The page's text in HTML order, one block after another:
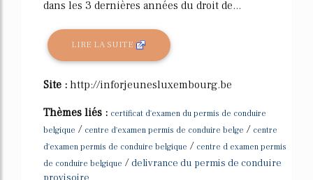
dans les 3 dernières années du droit de...
LIRE LA SUITE
Site : http://inforjeunesluxembourg.be
Thèmes liés : certificat d'examen du permis de conduire
belgique / centre d'examen permis de conduire belge / centre
d'examen permis de conduire belgique / centre d examen permis
de conduire belgique / delivrance du permis de conduire